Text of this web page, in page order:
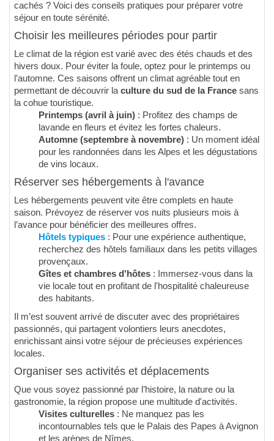
cachés ? Voici des conseils pratiques pour préparer votre
séjour en toute sérénité.
Choisir les meilleures périodes pour partir
Le climat de la région est varié avec des étés chauds et des
hivers doux. Pour éviter la foule, optez pour le printemps ou
l’automne. Ces saisons offrent un climat agréable tout en
permettant de découvrir laculture du sud de la France sans
la cohue touristique.
Printemps (avril à juin) : Profitez des champs de
lavande en fleurs et évitez les fortes chaleurs.
Automne (septembre à novembre) : Un moment idéal
pour les randonnées dans les Alpes et les dégustations
de vins locaux.
Réserver ses hébergements à l'avance
Les hébergements peuvent vite être complets en haute
saison. Prévoyez de réserver vos nuits plusieurs mois à
l’avance pour bénéficier des meilleures offres.
Hôtels typiques : Pour une expérience authentique,
recherchez des hôtels familiaux dans les petits villages
provençaux.
Gîtes et chambres d'hôtes : Immersez-vous dans la
vie locale tout en profitant de l'hospitalité chaleureuse
des habitants.
Il m’est souvent arrivé de discuter avec des propriétaires
passionnés, qui partagent volontiers leurs anecdotes,
enrichissant ainsi votre séjour de précieuses expériences
locales.
Organiser ses activités et déplacements
Que vous soyez passionné par l’histoire, la nature ou la
gastronomie, la région propose une multitude d'activités.
Visites culturelles : Ne manquez pas les
incontournables tels que le Palais des Papes à Avignon
et les arènes de Nîmes.